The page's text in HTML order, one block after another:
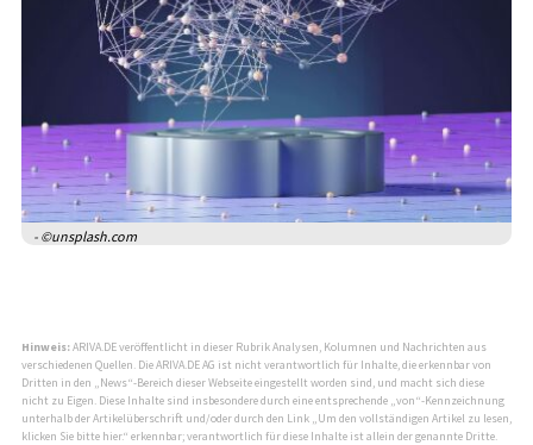
- ©unsplash.com
Hinweis:ARIVA.DE veröffentlicht in dieser Rubrik Analysen, Kolumnen und Nachrichten aus
verschiedenen Quellen. Die ARIVA.DE AG ist nicht verantwortlich für Inhalte, die erkennbar von
Dritten in den „News“-Bereich dieser Webseite eingestellt worden sind, und macht sich diese
nicht zu Eigen. Diese Inhalte sind insbesondere durch eine entsprechende „von“-Kennzeichnung
unterhalb der Artikelüberschrift und/oder durch den Link „Um den vollständigen Artikel zu lesen,
klicken Sie bitte hier.“ erkennbar; verantwortlich für diese Inhalte ist allein der genannte Dritte.